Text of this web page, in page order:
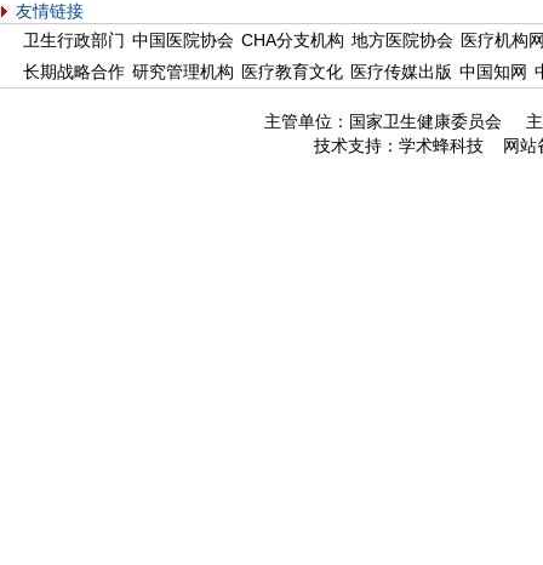
友情链接
卫生行政部门 中国医院协会 CHA分支机构 地方医院协会 医疗机构
长期战略合作 研究管理机构 医疗教育文化 医疗传媒出版 中国知网
主管单位：国家卫生健康委员会
技术支持：学术蜂科技 网站